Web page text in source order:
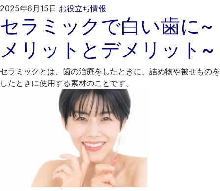
2025年6月15日 お役立ち情報
年
5
月
25
日
れ
も
と
歯
科
医
院
セラミックで白い歯に~
メリットとデメリット~
セラミックとは、歯の治療をしたときに、詰め物や被せものを
したときに使用する素材のことです。